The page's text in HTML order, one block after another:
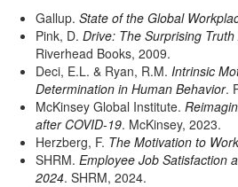
Gallup. State of the Global
Pink, D. Drive: The Surprising
Riverhead Books, 2009.
Deci, E.L. & Ryan, R.M. Intrinsic
Determination in Human Behavior.
McKinsey Global Institute.
after COVID-19. McKinsey, 2023.
Herzberg, F. The Motivation to Work
SHRM. Employee Job Satisfaction
2024. SHRM, 2024.